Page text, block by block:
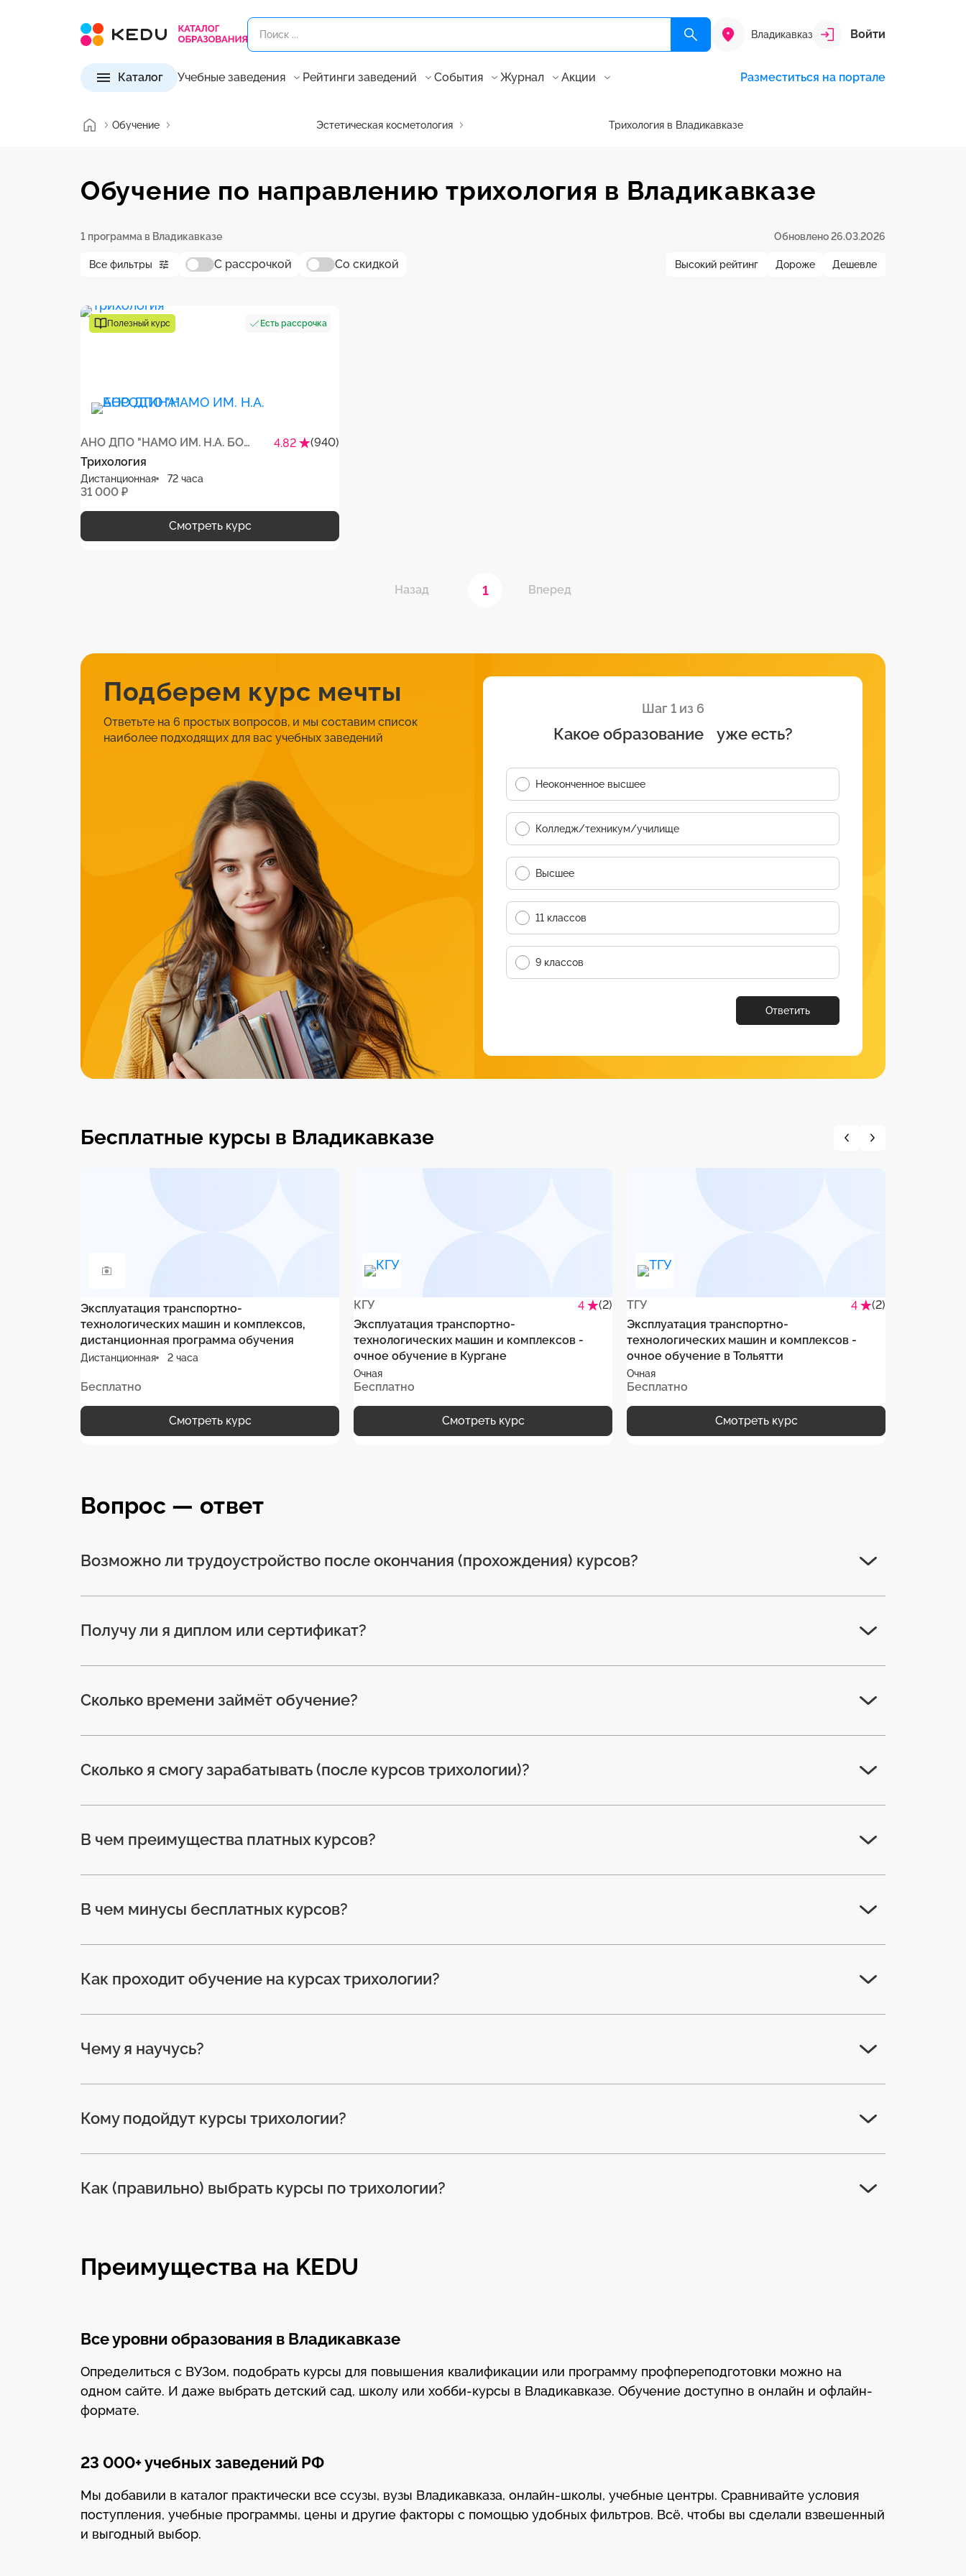
Владикавказ Войти
Каталог Учебные заведения Рейтинги заведений События Журнал Акции Разместиться на портале
Обучение Эстетическая косметология Трихология в Владикавказе
Обучение по направлению трихология в Владикавказе
1 программа в Владикавказе Обновлено 26.03.2026
Все фильтры С рассрочкой Со скидкой Высокий рейтинг Дороже Дешевле
Полезный курс Есть рассрочка
АНО ДПО "НАМО ИМ. Н.А. БОРОДИНА" 4.82
(940)
Трихология
Дистанционная 72 часа
31 000 ₽
Смотреть курс
Назад 1 Вперед
Подберем курс мечты
Ответьте на 6 простых вопросов, и мы составим список
наиболее подходящих для вас учебных заведений
Шаг 1 из 6
Какое образование уже есть?
Неоконченное высшее
Колледж/техникум/училище
Высшее
11 классов
9 классов
Ответить
Бесплатные курсы в Владикавказе
Эксплуатация транспортно-
технологических машин и комплексов,
дистанционная программа обучения
Дистанционная 2 часа
Бесплатно
Смотреть курс
КГУ 4
(2)
Эксплуатация транспортно-
технологических машин и комплексов -
очное обучение в Кургане
Очная
Бесплатно
Смотреть курс
ТГУ 4
(2)
Эксплуатация транспортно-
технологических машин и комплексов -
очное обучение в Тольятти
Очная
Бесплатно
Смотреть курс
Вопрос — ответ
Возможно ли трудоустройство после окончания (прохождения) курсов?
Получу ли я диплом или сертификат?
Сколько времени займёт обучение?
Сколько я смогу зарабатывать (после курсов трихологии)?
В чем преимущества платных курсов?
В чем минусы бесплатных курсов?
Как проходит обучение на курсах трихологии?
Чему я научусь?
Кому подойдут курсы трихологии?
Как (правильно) выбрать курсы по трихологии?
Преимущества на KEDU
Все уровни образования в Владикавказе
Определиться с ВУЗом, подобрать курсы для повышения квалификации или программу профпереподготовки можно на
одном сайте. И даже выбрать детский сад, школу или хобби-курсы в Владикавказе. Обучение доступно в онлайн и офлайн-
формате.
23 000+ учебных заведений РФ
Мы добавили в каталог практически все ссузы, вузы Владикавказа, онлайн-школы, учебные центры. Сравнивайте условия
поступления, учебные программы, цены и другие факторы с помощью удобных фильтров. Всё, чтобы вы сделали взвешенный
и выгодный выбор.